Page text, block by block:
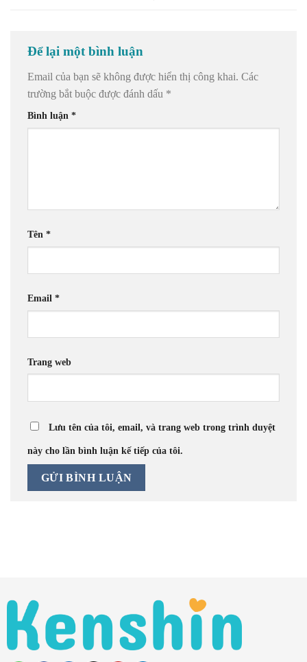
Để lại một bình luận
Email của bạn sẽ không được hiển thị công khai. Các
trường bắt buộc được đánh dấu *
Bình luận *
Tên *
Email *
Trang web
Lưu tên của tôi, email, và trang web trong trình duyệt
này cho lần bình luận kế tiếp của tôi.